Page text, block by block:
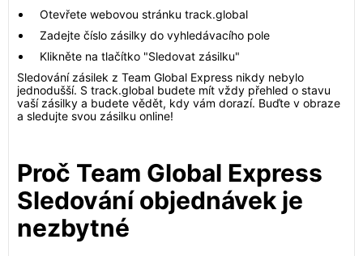
Otevřete webovou stránku track.global
Zadejte číslo zásilky do vyhledávacího pole
Klikněte na tlačítko "Sledovat zásilku"
Sledování zásilek z Team Global Express nikdy nebylo
jednodušší. S track.global budete mít vždy přehled o stavu
vaší zásilky a budete vědět, kdy vám dorazí. Buďte v obraze
a sledujte svou zásilku online!
Proč Team Global Express
Sledování objednávek je
nezbytné